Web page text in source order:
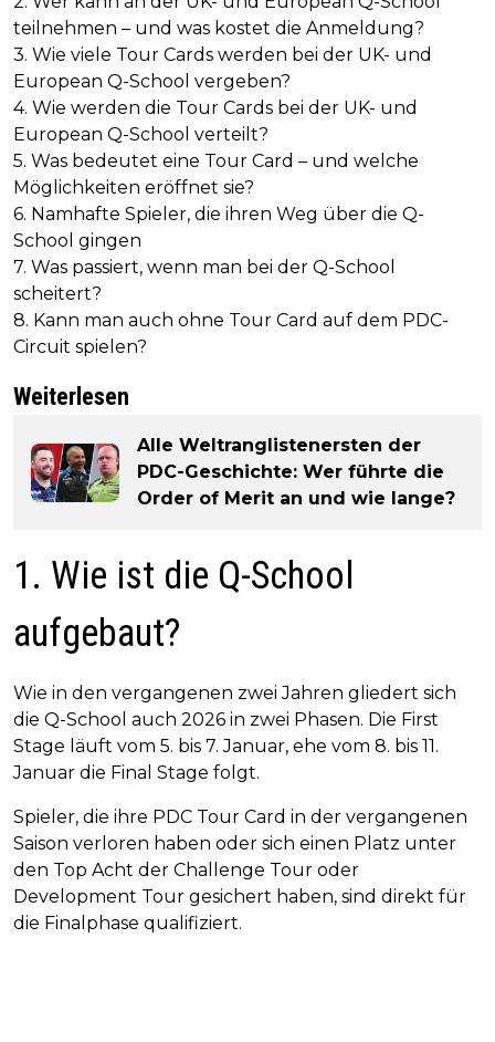
teilnehmen – und was kostet die Anmeldung?
3. Wie viele Tour Cards werden bei der UK- und
European Q-School vergeben?
4. Wie werden die Tour Cards bei der UK- und
European Q-School verteilt?
5. Was bedeutet eine Tour Card – und welche
Möglichkeiten eröffnet sie?
6. Namhafte Spieler, die ihren Weg über die Q-
School gingen
7. Was passiert, wenn man bei der Q-School
scheitert?
8. Kann man auch ohne Tour Card auf dem PDC-
Circuit spielen?
Weiterlesen
Alle Weltranglistenersten der
PDC-Geschichte: Wer führte die
Order of Merit an und wie lange?
1. Wie ist die Q-School
aufgebaut?
Wie in den vergangenen zwei Jahren gliedert sich
die Q-School auch 2026 in zwei Phasen. Die First
Stage läuft vom 5. bis 7. Januar, ehe vom 8. bis 11.
Januar die Final Stage folgt.
Spieler, die ihre PDC Tour Card in der vergangenen
Saison verloren haben oder sich einen Platz unter
den Top Acht der Challenge Tour oder
Development Tour gesichert haben, sind direkt für
die Finalphase qualifiziert.